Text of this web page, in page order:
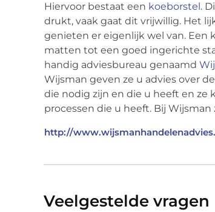
Hiervoor bestaat een koeborstel .
drukt, vaak gaat dit vrijwillig. Het
genieten er eigenlijk wel van. Een
matten tot een goed ingerichte
handig adviesbureau genaamd
Wijsman geven ze u advies over
die nodig zijn en die u heeft en ze
processen die u heeft. Bij
http://
Veelgestelde vragen